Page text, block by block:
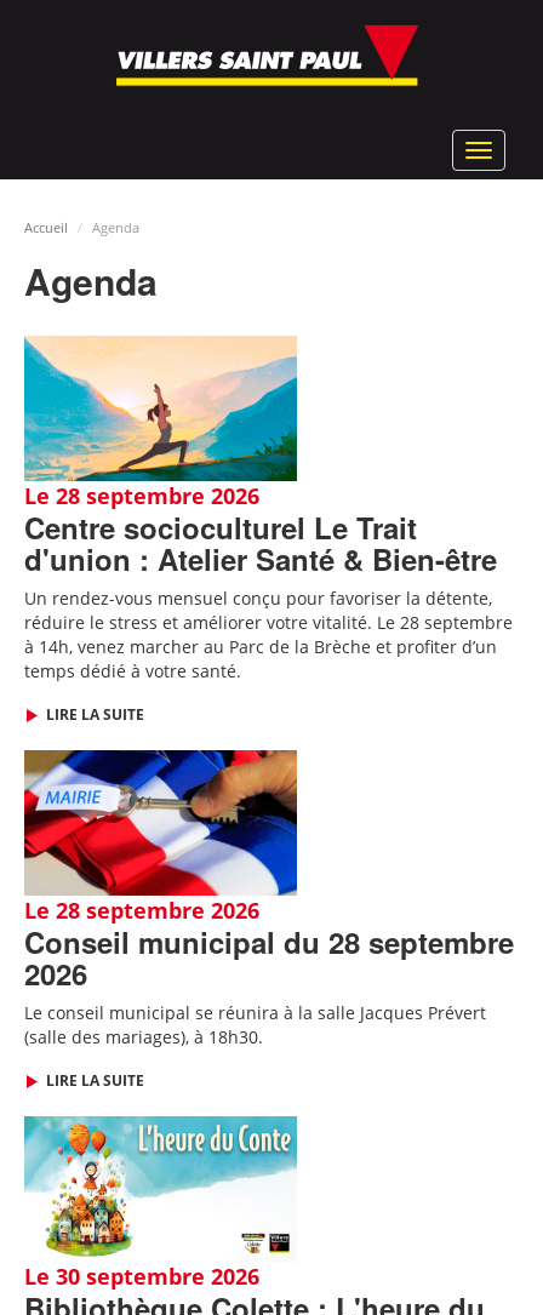
Toggle
Accueil Agenda
Agenda
Le 28 septembre 2026
Centre socioculturel Le Trait
d'union : Atelier Santé & Bien-être
Un rendez-vous mensuel conçu pour favoriser la détente,
réduire le stress et améliorer votre vitalité. Le 28 septembre
à 14h, venez marcher au Parc de la Brèche et profiter d’un
temps dédié à votre santé.
LIRE LA SUITE
Le 28 septembre 2026
Conseil municipal du 28 septembre
2026
Le conseil municipal se réunira à la salle Jacques Prévert
(salle des mariages), à 18h30.
LIRE LA SUITE
Le 30 septembre 2026